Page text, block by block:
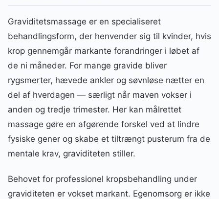
Graviditetsmassage er en specialiseret
behandlingsform, der henvender sig til kvinder, hvis
krop gennemgår markante forandringer i løbet af
de ni måneder. For mange gravide bliver
rygsmerter, hævede ankler og søvnløse nætter en
del af hverdagen — særligt når maven vokser i
anden og tredje trimester. Her kan målrettet
massage gøre en afgørende forskel ved at lindre
fysiske gener og skabe et tiltrængt pusterum fra de
mentale krav, graviditeten stiller.
Behovet for professionel kropsbehandling under
graviditeten er vokset markant. Egenomsorg er ikke